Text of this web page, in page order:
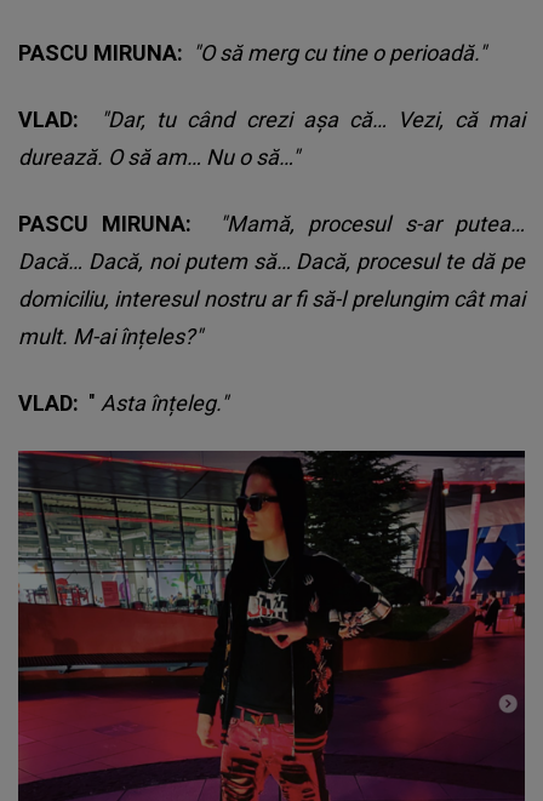
PASCU MIRUNA: "O să merg cu tine o perioadă."
VLAD:
"Dar, tu când crezi așa că… Vezi, că mai
durează. O să am… Nu o să…"
PASCU MIRUNA:
"Mamă, procesul s-ar putea…
Dacă… Dacă, noi putem să… Dacă, procesul te dă pe
domiciliu, interesul nostru ar fi să-l prelungim cât mai
mult. M-ai înțeles?"
VLAD: " Asta înțeleg."